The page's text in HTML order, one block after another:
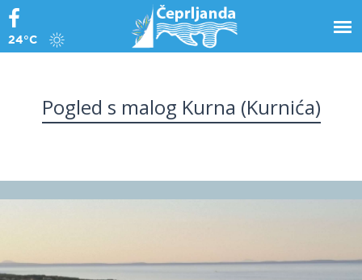
24°C
Pogled s malog Kurna (Kurnića)